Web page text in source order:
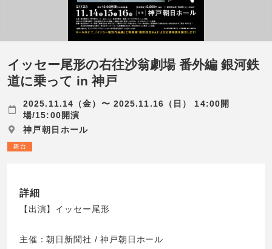
イッセー尾形の右往沙翁劇場 番外編 銀河鉄
道に乗って in 神戸
2025.11.14（金）〜 2025.11.16（日） 14:00開
場/15:00開演
神戸朝日ホール
舞台
詳細
【出演】イッセー尾形
主催：朝日新聞社 / 神戸朝日ホール